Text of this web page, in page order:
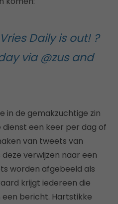
Daily is out! ?
via @zus and
in de gemakzuchtige zin
een keer per dag of
van tweets van
verwijzen naar een
worden afgebeeld als
krijgt iedereen die
bericht. Hartstikke